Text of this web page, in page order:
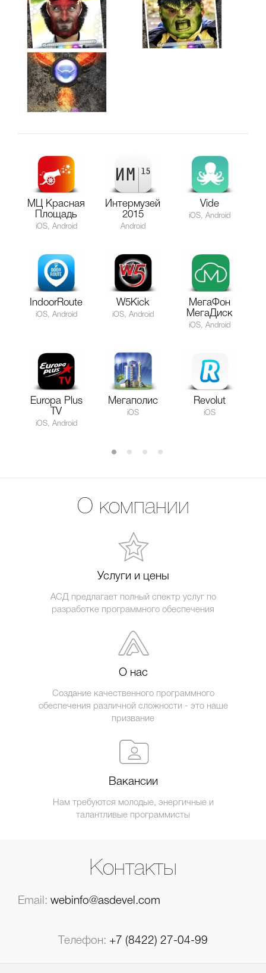
МЦ Красная
Площадь
iOS, Android
Интермузей
2015
Android
Vide
iOS, Android
IndoorRoute
iOS, Android
W5Kick
iOS, Android
МегаФон
МегаДиск
iOS, Android
Europa Plus
TV
iOS, Android
Мегаполис
iOS
Revolut
iOS
О компании
Услуги и цены
АСД предлагает полный спектр услуг по
разработке программного обеспечения
О нас
Создание качественного программного
обеспечения различной сложности - это наше
призвание
Вакансии
Нам требуются молодые, энергичные и
талантливые программисты
Контакты
Email: webinfo@asdevel.com
Телефон: +7 (8422) 27-04-99